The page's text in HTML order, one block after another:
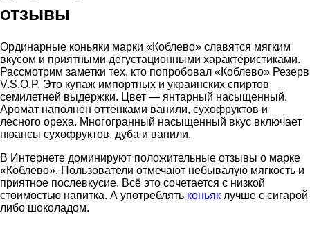
отзывы
Ординарные коньяки марки «Коблево» славятся мягким
вкусом и приятными дегустационными характеристиками.
Рассмотрим заметки тех, кто попробовал «Коблево» Резерв
V.S.O.P. Это купаж импортных и украинских спиртов
семилетней выдержки. Цвет — янтарный насыщенный.
Аромат наполнен оттенками ванили, сухофруктов и
лесного ореха. Многогранный насыщенный вкус включает
нюансы сухофруктов, дуба и ванили.
В Интернете доминируют положительные отзывы о марке
«Коблево». Пользователи отмечают небывалую мягкость и
приятное послевкусие. Всё это сочетается с низкой
стоимостью напитка. А употреблять коньяк лучше с сигарой
либо шоколадом.